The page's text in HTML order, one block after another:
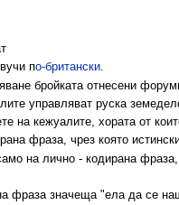
по-британски.
бройката отнесени
управляват руска
на кежуалите, хората от
фраза, чрез която
на лично - кодирана фраза,
фраза значеща "ела да се